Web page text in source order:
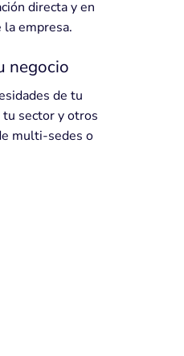
directa y en
empresa.
negocio
de tu
sector y otros
multi-sedes o